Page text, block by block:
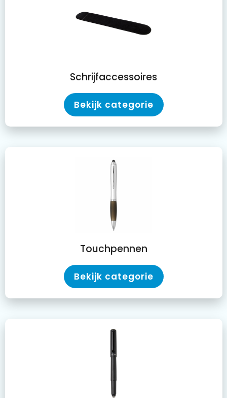
Schrijfaccessoires
Bekijk categorie
Touchpennen
Bekijk categorie